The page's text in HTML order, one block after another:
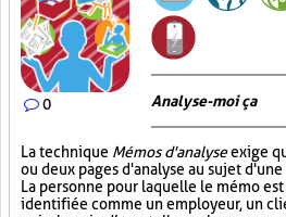
0 Analyse-moi ça
La technique Mémos d'analyseexige
ou deux pages d'analyse au sujet
La personne pour laquelle le mémo
identifiée comme un employeur, un